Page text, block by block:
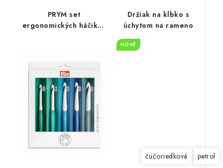
PRYM set
ergonomických háčikov
Držiak na klbko s
úchytom na rameno
NOVÉ
čučoriedková petrol